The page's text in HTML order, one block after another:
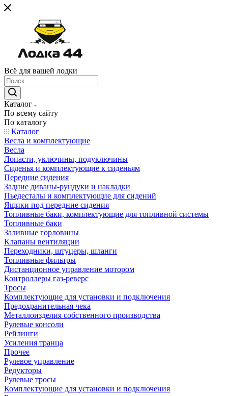
Всё для вашей лодки
Каталог
По всему сайту
По каталогу
Каталог
Весла и комплектующие
Весла
Лопасти, уключины, подуключины
Сиденья и комплектующие к сиденьям
Передние сидения
Задние диваны-рундуки и накладки
Пьедесталы и комплектующие для сидений
Ящики под передние сидения
Топливные баки, комплектующие для топливной системы
Топливные баки
Заливные горловины
Клапаны вентиляции
Переходники, штуцеры, шланги
Топливные фильтры
Дистанционное управление мотором
Контроллеры газ-реверс
Тросы
Комплектующие для установки и подключения
Предохранительная чека
Металлоизделия собственного производства
Рулевые консоли
Рейлинги
Усиления транца
Прочее
Рулевое управление
Редукторы
Рулевые тросы
Комплектующие для установки и подключения